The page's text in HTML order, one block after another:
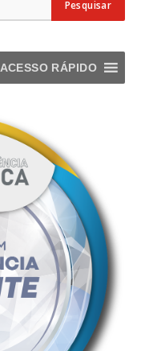
ACESSO RÁPIDO